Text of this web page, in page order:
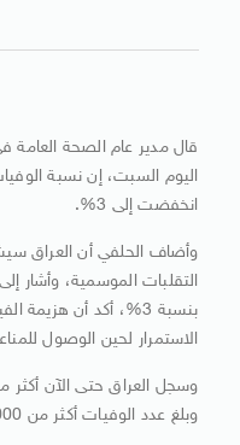
قال مدير عام الصحة العامة
اليوم السبت، إن نسبة
انخفضت إلى 3%.
وأضاف الحلفي أن العراق
التقلبات الموسمية، وأشار
بنسبة 3%، أكد أن
الاستمرار لحين الوصول
وبلغ عدد الوفيات أكثر من 6000 حالة.